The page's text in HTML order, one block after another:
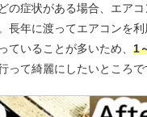
の症状がある場合、エア
長年に渡ってエアコンを
ていることが多いため、 1
って綺麗にしたいところで